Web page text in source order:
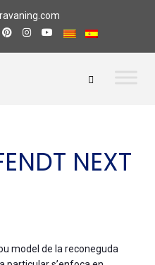
NEXT
model de la reconeguda